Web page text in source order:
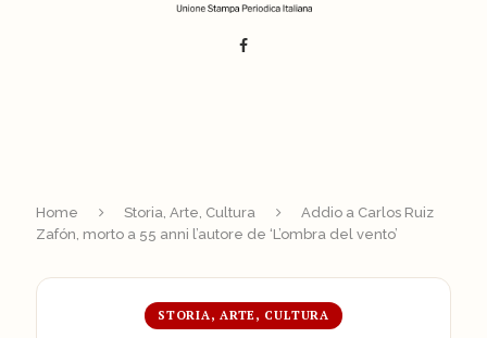
Home Storia, Arte, Cultura
Addio a Carlos Ruiz
Zafón, morto a 55 anni l’autore de ‘L’ombra del vento’
STORIA, ARTE, CULTURA